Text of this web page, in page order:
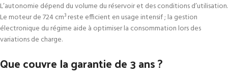
L’autonomie dépend du volume du réservoir et des conditions d’utilisation.
Le moteur de 724 cm³ reste efficient en usage intensif ; la gestion
électronique du régime aide à optimiser la consommation lors des
variations de charge.
Que couvre la garantie de 3 ans ?